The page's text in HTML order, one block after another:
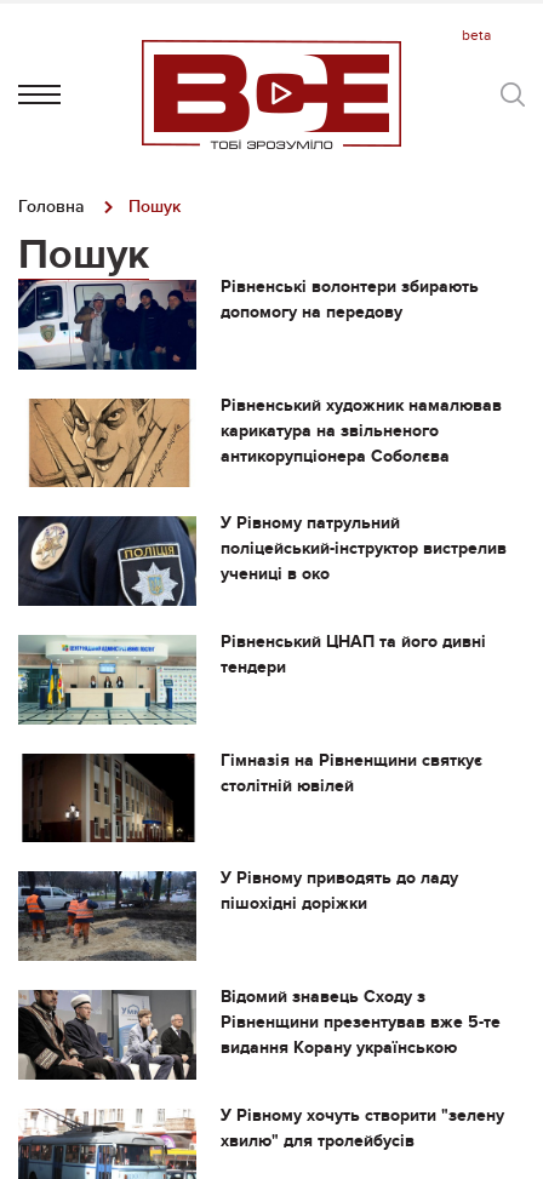
Головна Пошук
Пошук
Рівненські волонтери збирають
допомогу на передову
Рівненський художник намалював
карикатура на звільненого
антикорупціонера Соболєва
У Рівному патрульний
поліцейський-інструктор вистрелив
учениці в око
Рівненський ЦНАП та його дивні
тендери
Гімназія на Рівненщини святкує
столітній ювілей
У Рівному приводять до ладу
пішохідні доріжки
Відомий знавець Сходу з
Рівненщини презентував вже 5-те
видання Корану українською
У Рівному хочуть створити "зелену
хвилю" для тролейбусів